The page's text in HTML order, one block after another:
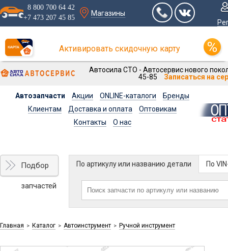
8 800 700 64 42
+7 473 207 45 85
Магазины
Активировать скидочную карту
Автосила СТО - Автосервис нового
45-85
Записаться на
Автозапчасти Акции ONLINE-каталоги
Бренды
Клиентам
Доставка и оплата
Оптовикам
Контакты
О нас
Подбор
запчастей
По артикулу или названию детали По
Главная > Каталог > Автоинструмент > Ручной инструмент